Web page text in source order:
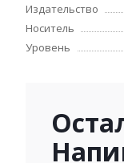
Издательство
Носитель
Уровень